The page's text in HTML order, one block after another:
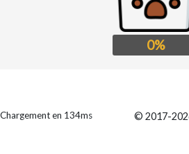
0%
Chargement en 134ms © 2017-